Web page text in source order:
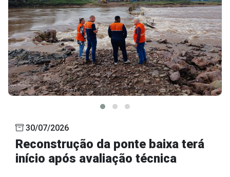
30/07/2026
Reconstrução da ponte baixa terá
início após avaliação técnica